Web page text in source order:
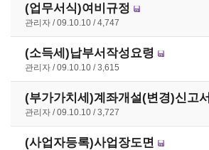
(업무서식)여비규정
관리자 09.10.10 4,747
(소득세)납부서작성요령
관리자 09.10.10 3,615
(부가가치세)계좌개설(변경)신고서
관리자 09.10.10 3,727
(사업자등록)사업장도면